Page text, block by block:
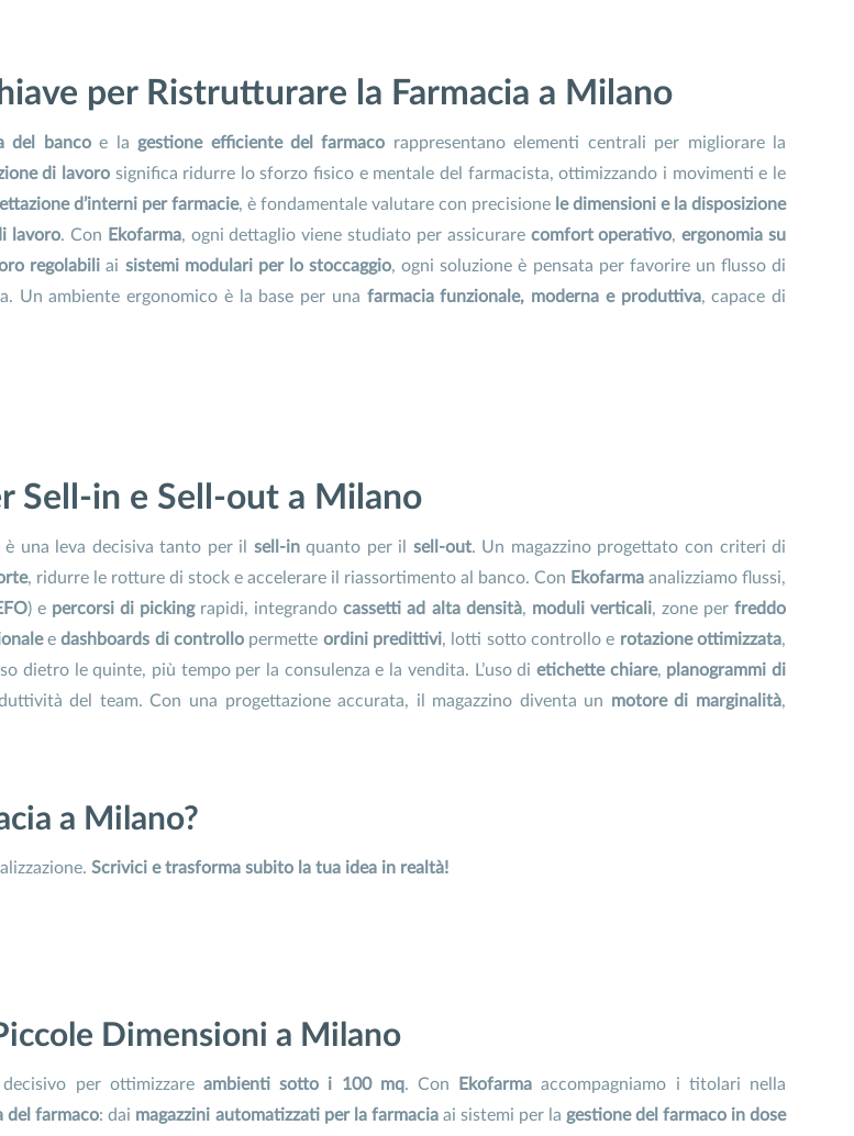
per Ristrutturare la Farmacia a Milano
del bancoe lagestione efficiente del farmaco rappresentano elementi centrali per migliorare la
di lavorosignifica ridurre lo sforzo fisico e mentale del farmacista, ottimizzando i movimenti e le
d’interni per farmacie, è fondamentale valutare con precisione le dimensioni e la disposizione
lavoro. Con Ekofarma, ogni dettaglio viene studiato per assicurare comfort operativo,ergonomia su
regolabili ai sistemi modulari per lo stoccaggio, ogni soluzione è pensata per favorire un flusso di
Un ambiente ergonomico è la base per una farmacia funzionale, moderna e produttiva, capace di
Sell-in e Sell-out a Milano
è una leva decisiva tanto per il sell-inquanto per il sell-out. Un magazzino progettato con criteri di
, ridurre le rotture di stock e accelerare il riassortimento al banco. Con Ekofarma analizziamo flussi,
) e percorsi di pickingrapidi, integrandocassetti ad alta densità, moduli verticali, zone perfreddo
edashboards di controllopermette ordini predittivi, lotti sotto controllo e rotazione ottimizzata,
dietro le quinte, più tempo per la consulenza e la vendita. L’uso di etichette chiare, planogrammi di
del team. Con una progettazione accurata, il magazzino diventa un motore di marginalità,
a Milano?
Scrivici e trasforma subito la tua idea in realtà!
Dimensioni a Milano
per ottimizzare ambienti sotto i 100 mq. Con Ekofarma accompagniamo i titolari nella
del farmaco: dai magazzini automatizzati per la farmaciaai sistemi per la gestione del farmaco in dose